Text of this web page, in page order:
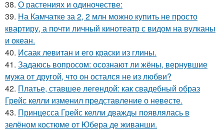
38. О растениях и одиночестве:
39. На Камчатке за 2, 2 млн можно купить не просто
квартиру, а почти личный кинотеатр с видом на вулканы
и океан.
40. Исаак левитан и его краски из глины.
41. Задаюсь вопросом: осознают ли жёны, вернувшие
мужа от другой, что он остался не из любви?
42. Платье, ставшее легендой: как свадебный образ
Грейс келли изменил представление о невесте.
43. Принцесса Грейс келли дважды появлялась в
зелёном костюме от Юбера де живанши.